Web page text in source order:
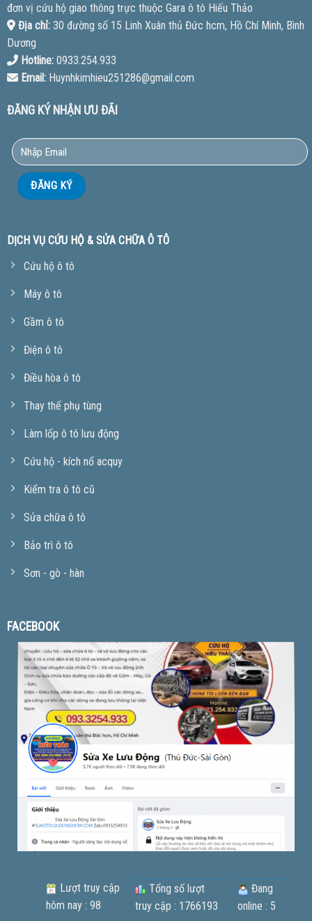
đơn vị cứu hộ giao thông trực thuộc Gara ô tô Hiếu Thảo
Địa chỉ:30 đường số 15 Linh Xuân thủ Đức hcm, Hồ Chí Minh, Bình
Dương
Hotline:0933.254.933
Email:Huynhkimhieu251286@gmail.com
ĐĂNG KÝ NHẬN ƯU ĐÃI
DỊCH VỤ CỨU HỘ & SỬA CHỮA Ô TÔ
Cứu hộ ô tô
Máy ô tô
Gầm ô tô
Điện ô tô
Điều hòa ô tô
Thay thế phụ tùng
Làm lốp ô tô lưu động
Cứu hộ - kích nổ acquy
Kiểm tra ô tô cũ
Sửa chữa ô tô
Bảo trì ô tô
Sơn - gò - hàn
FACEBOOK
Lượt truy cập
hôm nay : 98
Tổng số lượt
truy cập : 1766193
Đang
online : 5